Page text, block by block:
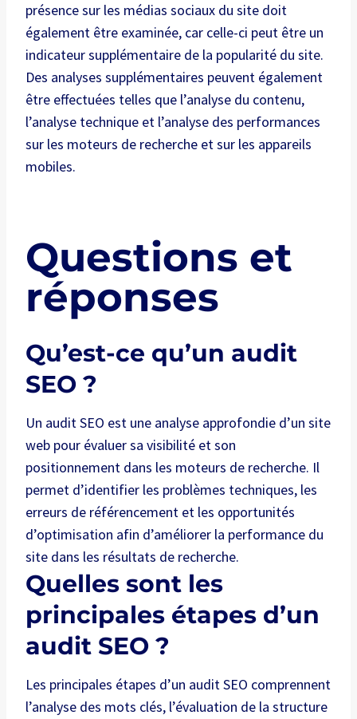
présence sur les médias sociaux du site doit
également être examinée, car celle-ci peut être un
indicateur supplémentaire de la popularité du site.
Des analyses supplémentaires peuvent également
être effectuées telles que l’analyse du contenu,
l’analyse technique et l’analyse des performances
sur les moteurs de recherche et sur les appareils
mobiles.
Questions et
réponses
Qu’est-ce qu’un audit
SEO ?
Un audit SEO est une analyse approfondie d’un site
web pour évaluer sa visibilité et son
positionnement dans les moteurs de recherche. Il
permet d’identifier les problèmes techniques, les
erreurs de référencement et les opportunités
d’optimisation afin d’améliorer la performance du
site dans les résultats de recherche.
Quelles sont les
principales étapes d’un
audit SEO ?
Les principales étapes d’un audit SEO comprennent
l’analyse des mots clés, l’évaluation de la structure